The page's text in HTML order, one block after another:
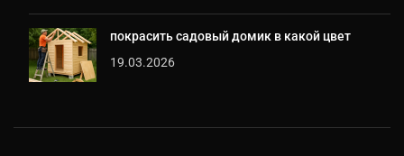
покрасить садовый домик в какой цвет
19.03.2026